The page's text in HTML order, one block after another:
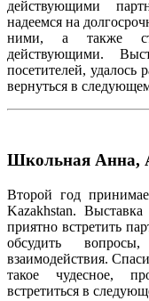
действующими
надеемся на
ними, а также
действующими.
посетителей, удалось
вернуться в
Школьная Анна,
Второй год
Kazakhstan.
приятно встретить
обсудить
взаимодействия.
такое чудесное,
встретиться в